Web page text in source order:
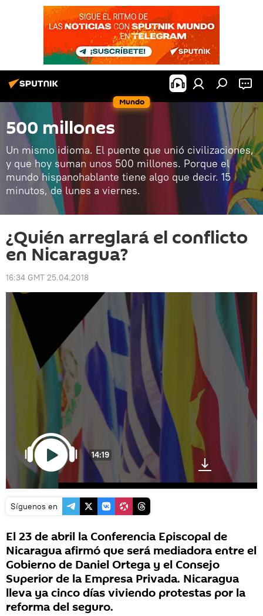
Mundo
500 millones
Un mismo idioma. El puente que unió civilizaciones,
y que hoy suman unos 500 millones. Porque el
mundo hispanohablante tiene algo que decir. 15
minutos, de lunes a viernes.
¿Quién arreglará el conflicto
en Nicaragua?
16:34 GMT 25.04.2018
14:19
Síguenos en
El 23 de abril la Conferencia Episcopal de
Nicaragua afirmó que será mediadora entre el
Gobierno de Daniel Ortega y el Consejo
Superior de la Empresa Privada. Nicaragua
lleva ya cinco días viviendo protestas por la
reforma del seguro.